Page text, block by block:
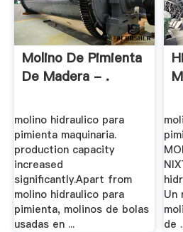
Molino De Pimienta
De Madera - .
molino hidraulico para
pimienta maquinaria.
production capacity
increased
significantly.Apart from
molino hidraulico para
pimienta, molinos de bolas
usadas en ...
Un
de